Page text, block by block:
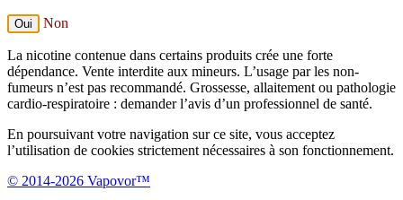
Oui Non
La nicotine contenue dans certains produits crée une forte
dépendance. Vente interdite aux mineurs. L’usage par les non-
fumeurs n’est pas recommandé. Grossesse, allaitement ou pathologie
cardio-respiratoire : demander l’avis d’un professionnel de santé.
En poursuivant votre navigation sur ce site, vous acceptez
l’utilisation de cookies strictement nécessaires à son fonctionnement.
© 2014-2026 Vapovor™